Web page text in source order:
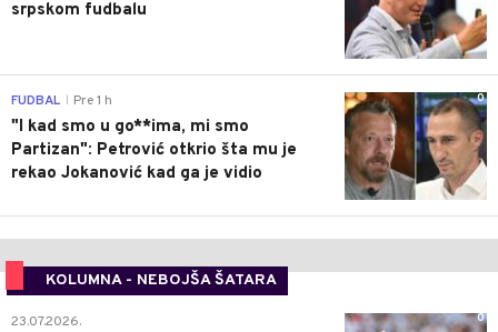
srpskom fudbalu
0
FUDBAL Pre 1 h
"I kad smo u go**ima, mi smo
Partizan": Petrović otkrio šta mu je
rekao Jokanović kad ga je vidio
KOLUMNA - NEBOJŠA ŠATARA
0
23.07.2026.